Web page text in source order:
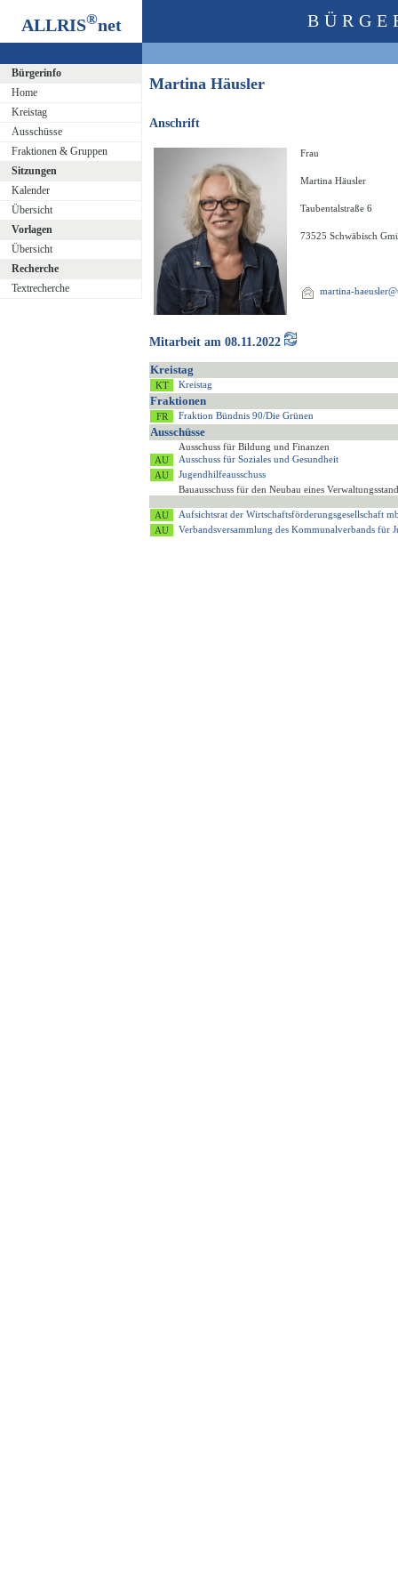
ALLRIS®net
Bürgerinfo
Home
Kreistag
Ausschüsse
Fraktionen & Gruppen
Sitzungen
Kalender
Übersicht
Vorlagen
Übersicht
Recherche
Textrecherche
Martina Häusler
Anschrift
Frau
Martina Häusler
Taubentalstraße 6
73525 Schwäbisch
martina-
Mitarbeit am 08.11.2022
Kreistag
Kreistag
Fraktionen
Fraktion Bündnis 90/Die Grünen
Ausschüsse
Ausschuss für Bildung und Finanzen
Ausschuss für Soziales und Gesundheit
Jugendhilfeausschuss
Bauausschuss für den Neubau eines
Aufsichtsrat der Wirtschaftsförderungsgesellschaft
Verbandsversammlung des Kommunalverbands für